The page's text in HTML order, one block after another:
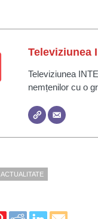
Televiziunea
Televiziunea
nemțenilor cu o
ACTUALITATE